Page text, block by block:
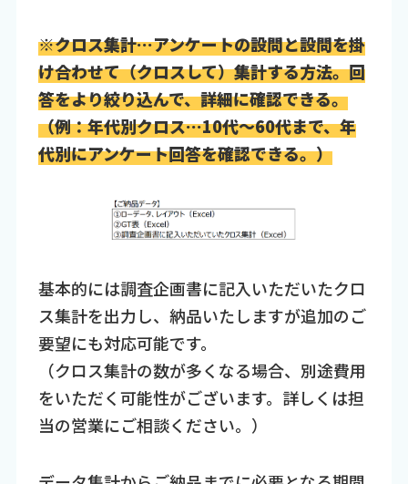
※クロス集計…アンケートの設問と設問を掛
け合わせて（クロスして）集計する方法。回
答をより絞り込んで、詳細に確認できる。
（例：年代別クロス…10代～60代まで、年
代別にアンケート回答を確認できる。）
基本的には調査企画書に記入いただいたクロ
ス集計を出力し、納品いたしますが追加のご
要望にも対応可能です。
（クロス集計の数が多くなる場合、別途費用
をいただく可能性がございます。詳しくは担
当の営業にご相談ください。）